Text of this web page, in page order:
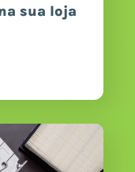
sua loja